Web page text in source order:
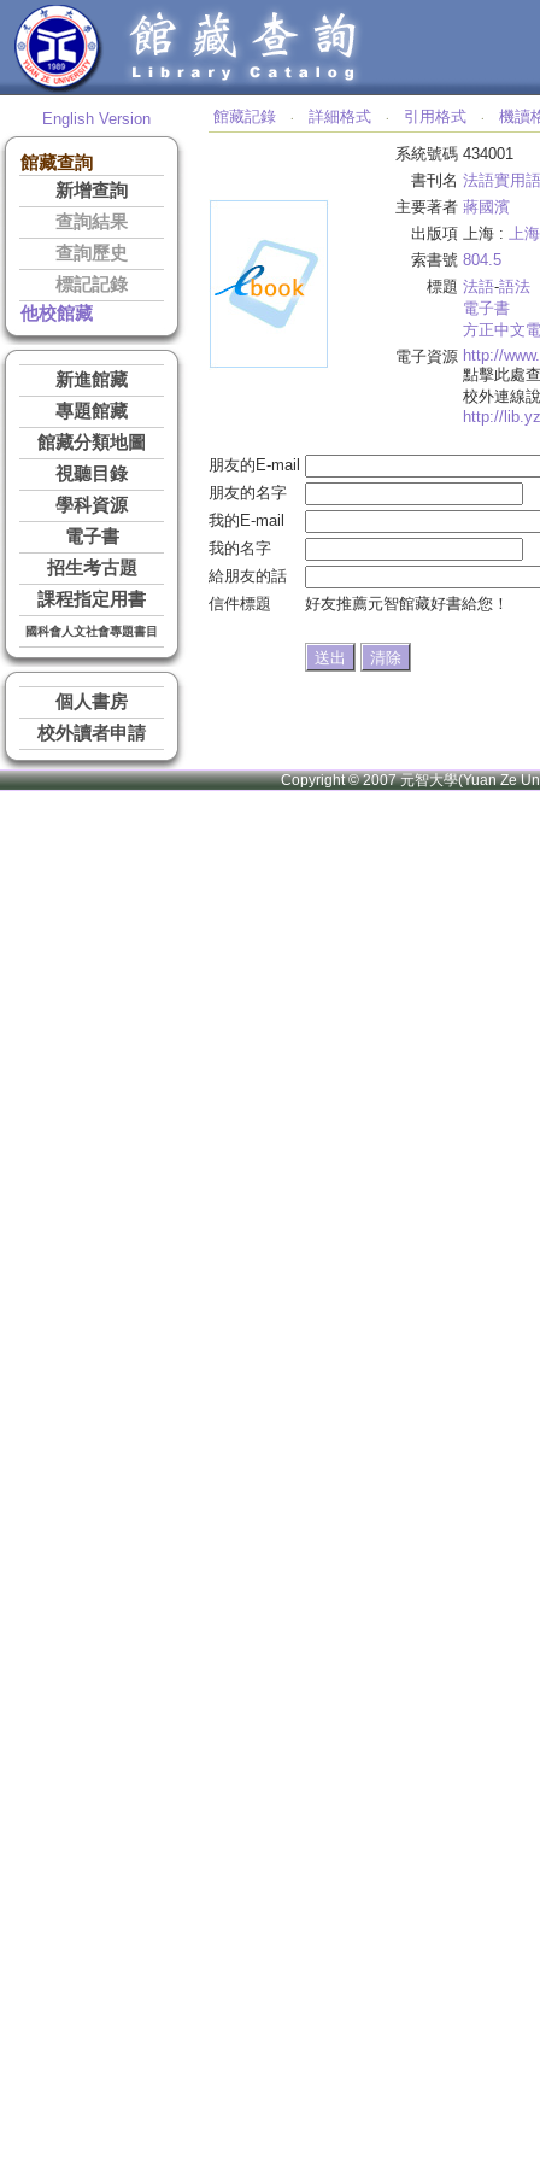
English Version
館藏查詢
新增查詢
查詢結果
查詢歷史
標記記錄
他校館藏
新進館藏
專題館藏
館藏分類地圖
視聽目錄
學科資源
電子書
招生考古題
課程指定用書
國科會人文社會專題書目
個人書房
校外讀者申請
館藏記錄 ‧ 詳細格式 ‧ 引用格式 ‧ 機讀
系統號碼 434001
書刊名 法語實用
主要著者 蔣國濱
出版項 上海 : 上
索書號 804.5
標題 法語-語法
電子書
方正中文
電子資源 http://
點擊此處
校外連線
http://
朋友的E-mail
朋友的名字
我的E-mail
我的名字
給朋友的話
信件標題
好友推薦元智館藏好書給您！
Copyright © 2007 元智大學(Yuan Ze